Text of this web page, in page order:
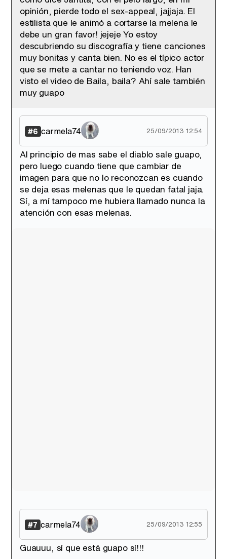
opinión, pierde todo el sex-appeal, jajjaja. El
estilista que le animó a cortarse la melena le
debe un gran favor! jejeje Yo estoy
descubriendo su discografía y tiene canciones
muy bonitas y canta bien. No es el típico actor
que se mete a cantar no teniendo voz. Han
visto el video de Baila, baila? Ahí sale también
muy guapo
#6 carmela74 25/09/2013 12:54
Al principio de mas sabe el diablo sale guapo,
pero luego cuando tiene que cambiar de
imagen para que no lo reconozcan es cuando
se deja esas melenas que le quedan fatal jaja.
Sí, a mí tampoco me hubiera llamado nunca la
atención con esas melenas.
#7 carmela74 25/09/2013 12:55
Guauuu, sí que está guapo sí!!!